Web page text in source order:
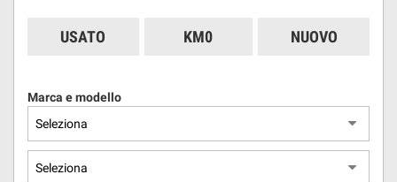
USATO KM0 NUOVO
Marca e modello